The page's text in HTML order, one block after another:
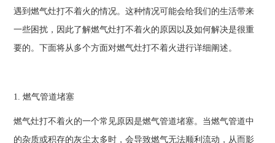
遇到燃气灶打不着火的情况。这种情况可能会给我们的生活带来
一些困扰，因此了解燃气灶打不着火的原因以及如何解决是很重
要的。下面将从多个方面对燃气灶打不着火进行详细阐述。
1. 燃气管道堵塞
燃气灶打不着火的一个常见原因是燃气管道堵塞。当燃气管道中
的杂质或积存的灰尘太多时，会导致燃气无法顺利流动，从而影